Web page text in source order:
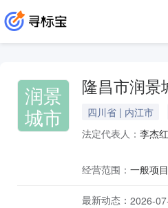
润景
城市
隆昌市润景
四川省 | 内江市
法定代表人： 李杰红
经营范围：
最新动态： 2026-